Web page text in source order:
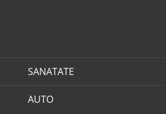
SANATATE
AUTO